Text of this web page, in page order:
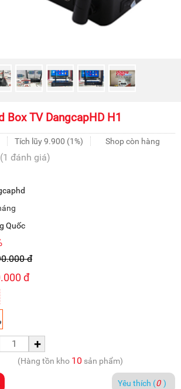
Box TV DangcapHD H1
Tích lũy9.900 (1%) Shop còn hàng
1 đánh giá)
Quốc
đ
đ
+
(Hàng tồn kho 10 sản phẩm)
Yêu thích (0 )